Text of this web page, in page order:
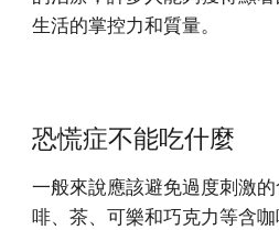
生活的掌控力和質量。
恐慌症不能吃什麼
一般來說應該避免過度刺激
啡、茶、可樂和巧克力等含